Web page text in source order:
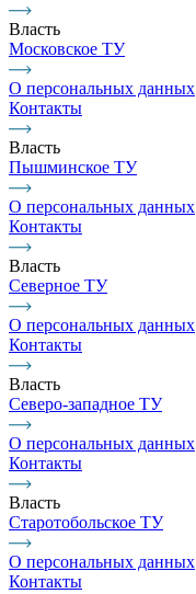
Власть
Московское ТУ
О персональных данных
Контакты
Власть
Пышминское ТУ
О персональных данных
Контакты
Власть
Северное ТУ
О персональных данных
Контакты
Власть
Северо-западное ТУ
О персональных данных
Контакты
Власть
Старотобольское ТУ
О персональных данных
Контакты